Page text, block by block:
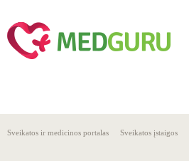
Sveikatos ir medicinos portalas Sveikatos įstaigos